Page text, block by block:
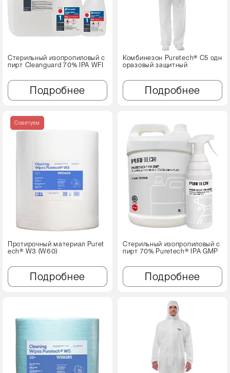
Стерильный изопропиловый с
пирт Cleanguard 70% IPA WFI
Подробнее
Комбинезон Puretech® C5 одн
оразовый защитный
Подробнее
Советуем
Протирочный материал Puret
ech® W3 (W60)
Подробнее
Стерильный изопропиловый с
пирт 70% Puretech® IPA GMP
Подробнее